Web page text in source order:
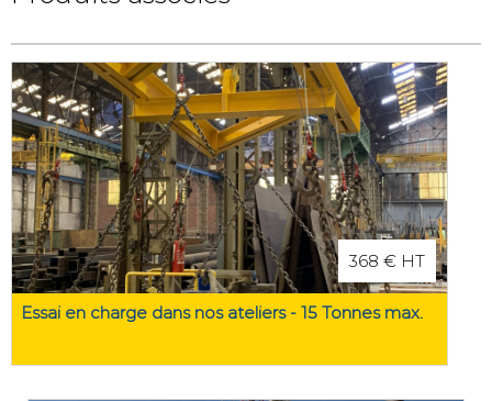
368 € HT
Essai en charge dans nos ateliers - 15 Tonnes max.